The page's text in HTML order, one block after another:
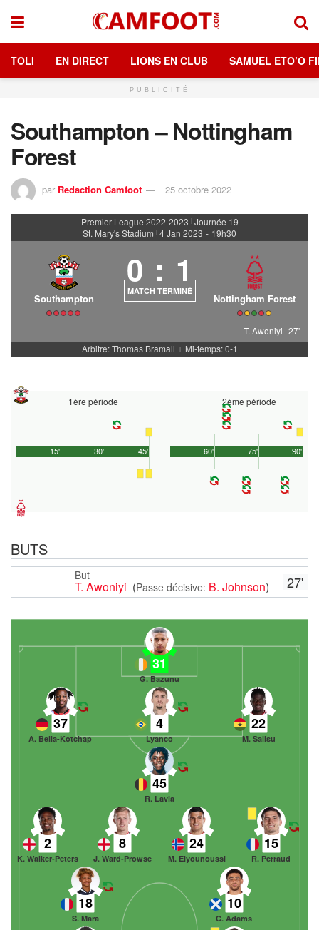
TOLI EN DIRECT LIONS EN CLUB SAMUEL ETO’O
PUBLICITÉ
Southampton – Nottingham
Forest
par Redaction Camfoot 25 octobre 2022
Premier League 2022-2023 | Journée 19
St. Mary's Stadium | 4 Jan 2023 - 19h30
Southampton
0 : 1
MATCH TERMINÉ
Nottingham Forest
T. Awoniyi 27'
Arbitre: Thomas Bramall
| Mi-temps: 0-1
1ère période
45'
15' 30'
2ème période
90'
60' 75'
BUTS
27'
But
T. Awoniyi (Passe décisive: B. Johnson)
31
G. Bazunu
22
M. Salisu
4
Lyanco
37
A. Bella-Kotchap
45
R. Lavia
15
R. Perraud
24
M. Elyounoussi
8
J. Ward-Prowse
2
K. Walker-Peters
10
C. Adams
18
S. Mara